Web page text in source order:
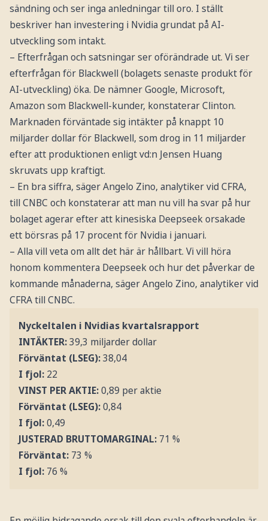
sändning och ser inga anledningar till oro. I ställt
beskriver han investering i Nvidia grundat på AI-
utveckling som intakt.
– Efterfrågan och satsningar ser oförändrade ut. Vi ser
efterfrågan för Blackwell (bolagets senaste produkt för
AI-utveckling) öka. De nämner Google, Microsoft,
Amazon som Blackwell-kunder, konstaterar Clinton.
Marknaden förväntade sig intäkter på knappt 10
miljarder dollar för Blackwell, som drog in 11 miljarder
efter att produktionen enligt vd:n Jensen Huang
skruvats upp kraftigt.
– En bra siffra, säger Angelo Zino, analytiker vid CFRA,
till CNBC och konstaterar att man nu vill ha svar på hur
bolaget agerar efter att kinesiska Deepseek orsakade
ett börsras på 17 procent för Nvidia i januari.
– Alla vill veta om allt det här är hållbart. Vi vill höra
honom kommentera Deepseek och hur det påverkar de
kommande månaderna, säger Angelo Zino, analytiker vid
CFRA till CNBC.
Nyckeltalen i Nvidias kvartalsrapport
INTÄKTER:39,3 miljarder dollar
Förväntat (LSEG):38,04
I fjol: 22
VINST PER AKTIE:0,89 per aktie
Förväntat (LSEG):0,84
I fjol:0,49
JUSTERAD BRUTTOMARGINAL: 71 %
Förväntat: 73 %
I fjol: 76 %